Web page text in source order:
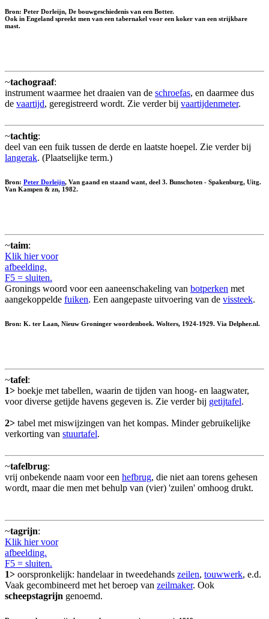
Bron: Peter Dorleijn, De bouwgeschiedenis van een Botter.
Ook in Engeland spreekt men van een tabernakel voor een koker van een strijkbare
mast.
~tachograaf:
instrument waarmee het draaien van de schroefas, en daarmee dus
de vaartijd, geregistreerd wordt. Zie verder bij vaartijdenmeter.
~tachtig:
deel van een fuik tussen de derde en laatste hoepel. Zie verder bij
langerak. (Plaatselijke term.)
Bron: Peter Dorleijn, Van gaand en staand want, deel 3. Bunschoten - Spakenburg, Uitg.
Van Kampen & zn, 1982.
~taim:
Klik hier voor
afbeelding.
F5 = sluiten.
Gronings woord voor een aaneenschakeling van botperken met
aangekoppelde fuiken. Een aangepaste uitvoering van de vissteek.
Bron: K. ter Laan, Nieuw Groninger woordenboek. Wolters, 1924-1929. Via Delpher.nl.
~tafel:
1> boekje met tabellen, waarin de tijden van hoog- en laagwater,
voor diverse getijde havens gegeven is. Zie verder bij getijtafel.
2> tabel met miswijzingen van het kompas. Minder gebruikelijke
verkorting van stuurtafel.
~tafelbrug:
vrij onbekende naam voor een hefbrug, die niet aan torens gehesen
wordt, maar die men met behulp van (vier) 'zuilen' omhoog drukt.
~tagrijn:
Klik hier voor
afbeelding.
F5 = sluiten.
1> oorspronkelijk: handelaar in tweedehands zeilen, touwwerk, e.d.
Vaak gecombineerd met het beroep van zeilmaker. Ook
scheepstagrijn genoemd.